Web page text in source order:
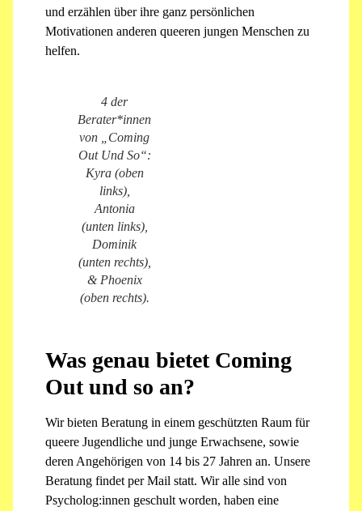
und erzählen über ihre ganz persönlichen
Motivationen anderen queeren jungen Menschen zu
helfen.
4 der
Berater*innen
von „Coming
Out Und So“:
Kyra (oben
links),
Antonia
(unten links),
Dominik
(unten rechts),
& Phoenix
(oben rechts).
Was genau bietet Coming
Out und so an?
Wir bieten Beratung in einem geschützten Raum für
queere Jugendliche und junge Erwachsene, sowie
deren Angehörigen von 14 bis 27 Jahren an. Unsere
Beratung findet per Mail statt. Wir alle sind von
Psycholog:innen geschult worden, haben eine